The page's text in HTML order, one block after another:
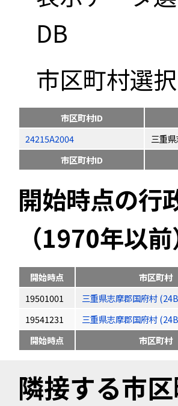
DB
市区町村選択
市区町村ID
24215A2004
三重
市区町村ID
開始時点の行
（1970年以前
開始時点 市区町村
19501001
三重県志摩郡国府村
19541231
三重県志摩郡国府村
開始時点
市区町村
隣接する市